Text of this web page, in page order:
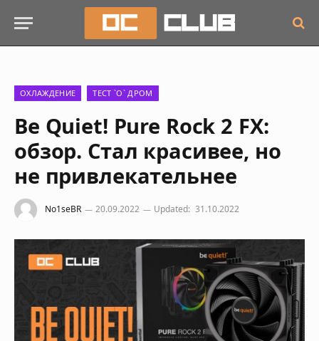
ОХЛАЖДЕНИЕ ТЕСТ `О` ДРОМ
Be Quiet! Pure Rock 2 FX:
обзор. Стал красивее, но
не привлекательнее
No1seBR 20.09.2022 Updated: 31.10.2022